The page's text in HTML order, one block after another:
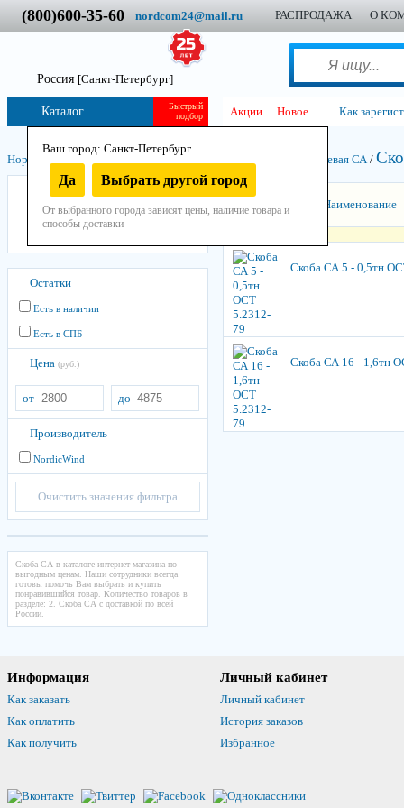
(800)600-35-60 nordcom24@mail.ru РАСПРОДАЖА О
Россия [Санкт-Петербург]
Ваш город: Санкт-Петербург
Да Выбрать другой город
От выбранного города зависят цены, наличие товара и
способы доставки
Быстрый
подбор
Каталог Акции Новое Как
Нордком Такелаж Грузоподъёмный Скоба СК и СКД, Концевая СА/
Скоба СА
Скоба СК
Остатки
Есть в наличии
Есть в СПБ
Цена (руб.)
от до
Производитель
NordicWind
Очистить значения фильтра
Скоба СА в каталоге интернет-магазина по
выгодным ценам. Наши сотрудники всегда
готовы помочь Вам выбрать и купить
понравившийся товар. Количество товаров в
разделе: 2. Скоба СА с доставкой по всей
России.
Наименование
Скоба СА 5 - 0,5тн
Скоба СА 16 - 1,6тн
Информация
Как заказать
Как оплатить
Как получить
Личный кабинет
Личный кабинет
История заказов
Избранное